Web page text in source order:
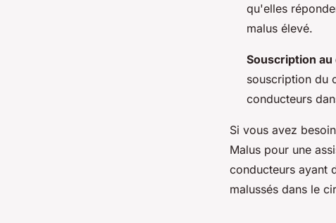
qu'elles
malus élevé.
Souscription
souscription du
conducteurs
Si vous avez
Malus pour une
conducteurs ayant
malussés dans le